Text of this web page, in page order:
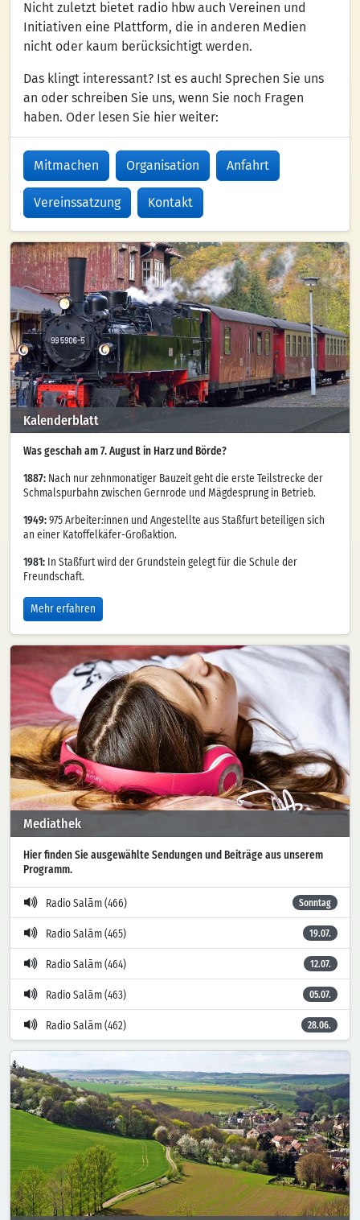
Nicht zuletzt bietet radio hbw auch Vereinen und
Initiativen eine Plattform, die in anderen Medien
nicht oder kaum berücksichtigt werden.
Das klingt interessant? Ist es auch! Sprechen Sie uns
an oder schreiben Sie uns, wenn Sie noch Fragen
haben. Oder lesen Sie hier weiter:
Mitmachen Organisation Anfahrt
Vereinssatzung Kontakt
Kalenderblatt
Was geschah am 7. August in Harz und Börde?
1887: Nach nur zehnmonatiger Bauzeit geht die erste Teilstrecke der
Schmalspurbahn zwischen Gernrode und Mägdesprung in Betrieb.
1949: 975 Arbeiter:innen und Angestellte aus Staßfurt beteiligen sich
an einer Katoffelkäfer-Großaktion.
1981: In Staßfurt wird der Grundstein gelegt für die Schule der
Freundschaft.
Mehr erfahren
Mediathek
Hier finden Sie ausgewählte Sendungen und Beiträge aus unserem
Programm.
Radio Salām (466) Sonntag
Radio Salām (465) 19.07.
Radio Salām (464) 12.07.
Radio Salām (463) 05.07.
Radio Salām (462) 28.06.